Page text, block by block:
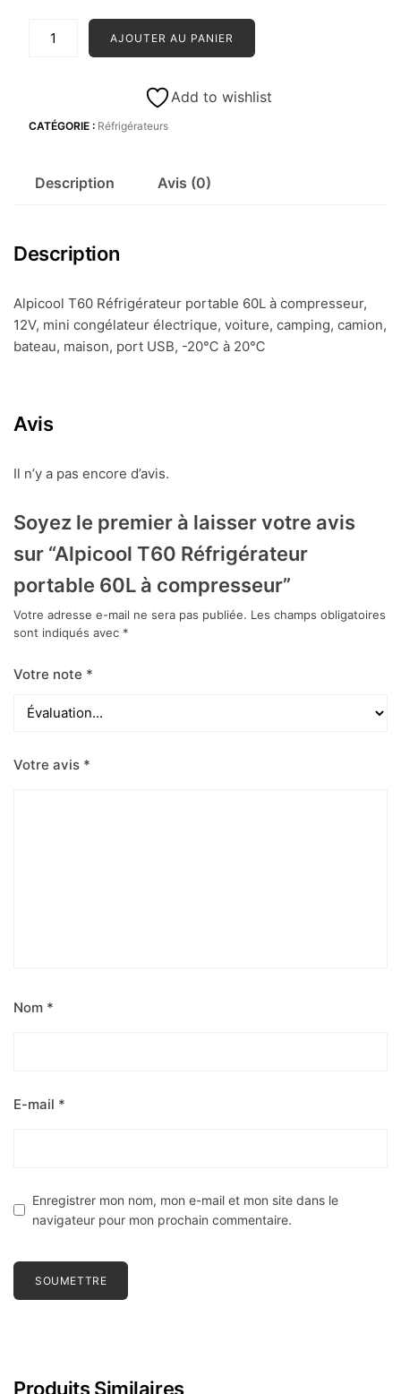
était :
299,00 €.
portable
AJOUTER AU PANIER
Add to wishlist
CATÉGORIE : Réfrigérateurs
Description Avis (0)
Description
Alpicool T60 Réfrigérateur portable 60L à compresseur,
12V, mini congélateur électrique, voiture, camping, camion,
bateau, maison, port USB, -20℃ à 20℃
Avis
Il n’y a pas encore d’avis.
Soyez le premier à laisser votre avis
sur “Alpicool T60 Réfrigérateur
portable 60L à compresseur”
Votre adresse e-mail ne sera pas publiée. Les champs obligatoires
sont indiqués avec *
Votre note *
Votre avis *
Nom *
E-mail *
Enregistrer mon nom, mon e-mail et mon site dans le
navigateur pour mon prochain commentaire.
Produits Similaires